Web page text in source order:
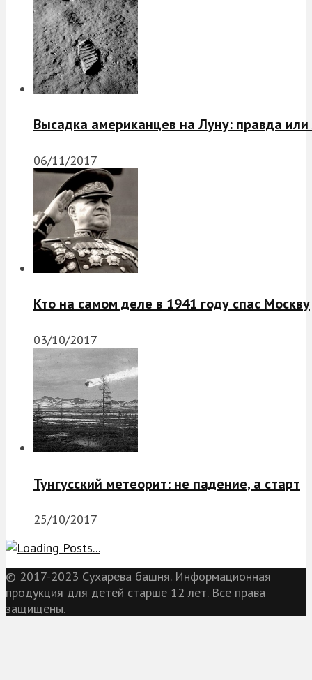
Высадка американцев на Луну: правда
06/11/2017
Кто на самом деле в 1941 году спас Москву
03/10/2017
Тунгусский метеорит: не падение, а старт
25/10/2017
© 2017-2023 Сухарева башня. Информационная
продукция для детей старше 12 лет. Все права
защищены.